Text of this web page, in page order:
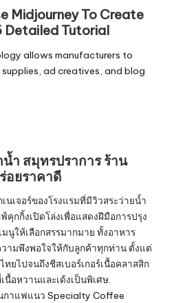
Midjourney To Create
Tutorial
allows manufacturers to
ad creatives, and blog
ำ สมุทรปราการ ร้าน
อยราคาดี
นเจอร์ของโรงแรมที่มีวิวสระว่ายน้ำ
กกิ้งเปิดโล่งเพื่อแสดงฝีมือการปรุง
นูให้เลือกสรรมากมาย ทั้งอาหาร
วามพึงพอใจให้กับลูกค้าทุกท่าน ตั้งแต่
ยไปจนถึงชีสเบอร์เกอร์เนื้อคลาสสิก
อหวานและเด้งเป็นพิเศษ.
กาแฟแนว Specialty Coffee